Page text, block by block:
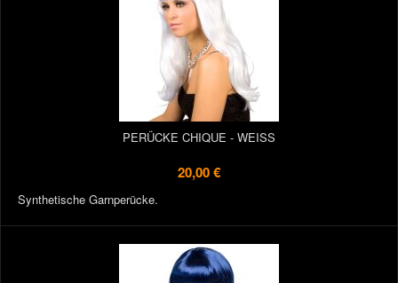
PERÜCKE CHIQUE - WEISS
20,00 €
Synthetische Garnperücke.